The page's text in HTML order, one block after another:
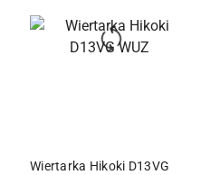
Wiertarka Hikoki D13VG
DODAJ DO KOSZYKA